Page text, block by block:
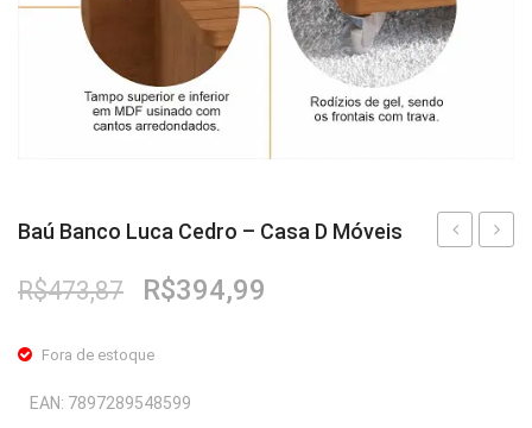
Baú Banco Luca Cedro – Casa D Móveis
R$473,87
O
original
R$473,87.
R$394,99
Fora de estoque
EAN: 7897289548599